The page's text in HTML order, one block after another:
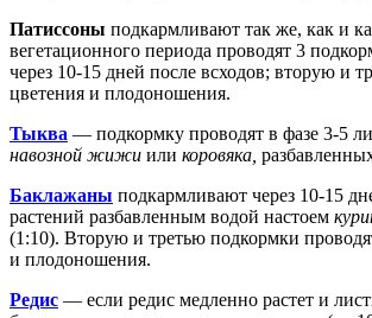
Патиссоны подкармливают так же, как и
вегетационного периода проводят 3
через 10-15 дней после всходов; вторую и
цветения и плодоношения.
Тыква — подкормку проводят в фазе 3-5
навозной жижи или коровяка,
Баклажаны подкармливают через 10-15
растений разбавленным водой настоем
(1:10). Вторую и третью подкормки
и плодоношения.
Редис — если редис медленно растет и